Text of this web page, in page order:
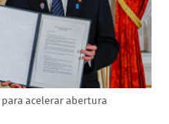
para acelerar abertura